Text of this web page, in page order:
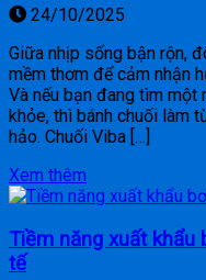
24/10/2025
Giữa nhịp sống bận rộn,
mềm thơm để cảm nhận
Và nếu bạn đang tìm
khỏe, thì bánh chuối làm
hảo. Chuối Viba […]
Xem thêm
Tiềm năng xuất
tế